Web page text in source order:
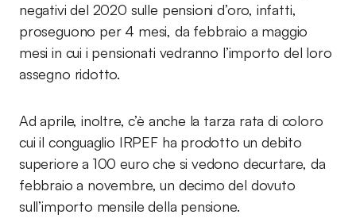
negativi del 2020 sulle pensioni d’oro, infatti,
proseguono per 4 mesi, da febbraio a maggio
mesi in cui i pensionati vedranno l’importo del loro
assegno ridotto.
Ad aprile, inoltre, c’è anche la tarza rata di coloro
cui il conguaglio IRPEF ha prodotto un debito
superiore a 100 euro che si vedono decurtare, da
febbraio a novembre, un decimo del dovuto
sull’importo mensile della pensione.